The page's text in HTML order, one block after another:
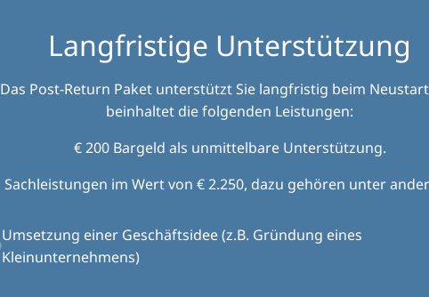
Langfristige Unterstützung
Das Post-Return Paket unterstützt Sie langfristig beim
beinhaltet die folgenden Leistungen:
€ 200 Bargeld als unmittelbare Unterstützung.
Sachleistungen im Wert von € 2.250, dazu gehören unter
Umsetzung einer Geschäftsidee (z.B. Gründung eines
Kleinunternehmens)